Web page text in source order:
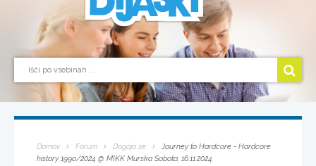
Domov Forum Dogaja se
Journey to Hardcore - Hardcore
history 199o/2024 @ MIKK Murska Sobota, 16.11.2024